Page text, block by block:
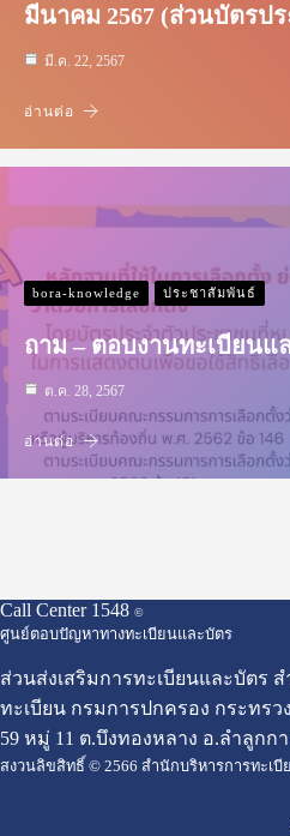
มีนาคม 2567 (ส่วนบัตรป
มี.ค. 22, 2567
อ่านต่อ
bora-knowledge ประชาสัมพันธ์
ถาม – ตอบงานทะเบียนแ
ต.ค. 28, 2567
อ่านต่อ
Call Center 1548 ©
ศูนย์ตอบปัญหาทางทะเบียนและบัตร
ส่วนส่งเสริมการทะเบียนและบัตร
ทะเบียน กรมการปกครอง กระทรว
59 หมู่ 11 ต.บึงทองหลาง อ.ลำลูกก
สงวนลิขสิทธิ์ © 2566 สำนักบริหารการทะเ